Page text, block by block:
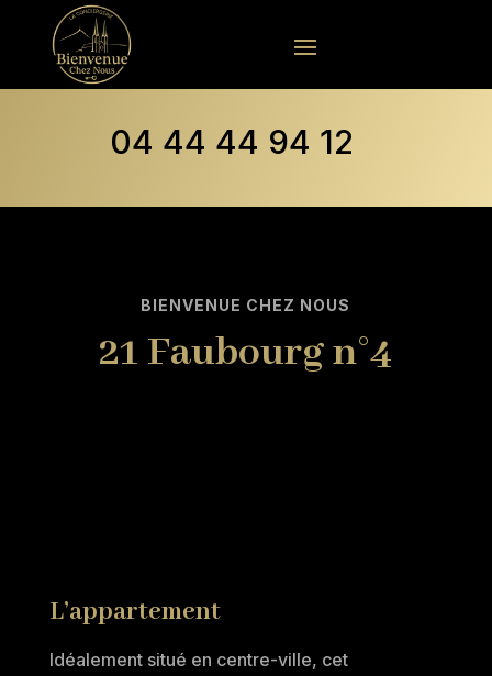
04 44 44 94 12
BIENVENUE CHEZ NOUS
21 Faubourg n°4
L’appartement
Idéalement situé en centre-ville, cet